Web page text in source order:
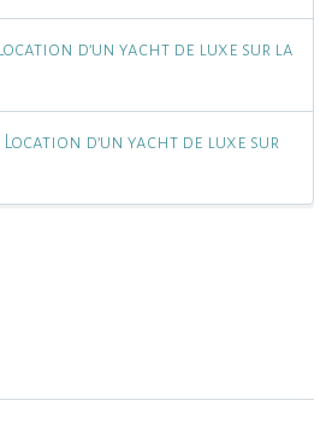
Location d’un yacht de luxe sur la
Location d’un yacht de luxe sur